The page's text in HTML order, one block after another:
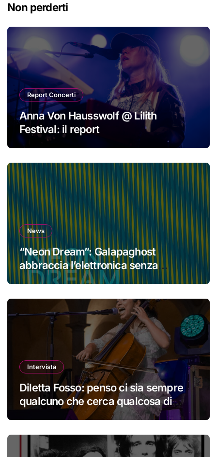
Non perderti
Report Concerti
Anna Von Hausswolf @ Lilith
Festival: il report
News
“Neon Dream”: Galapaghost
abbraccia l’elettronica senza
perdere la propria identità
Intervista
Diletta Fosso: penso ci sia sempre
qualcuno che cerca qualcosa di